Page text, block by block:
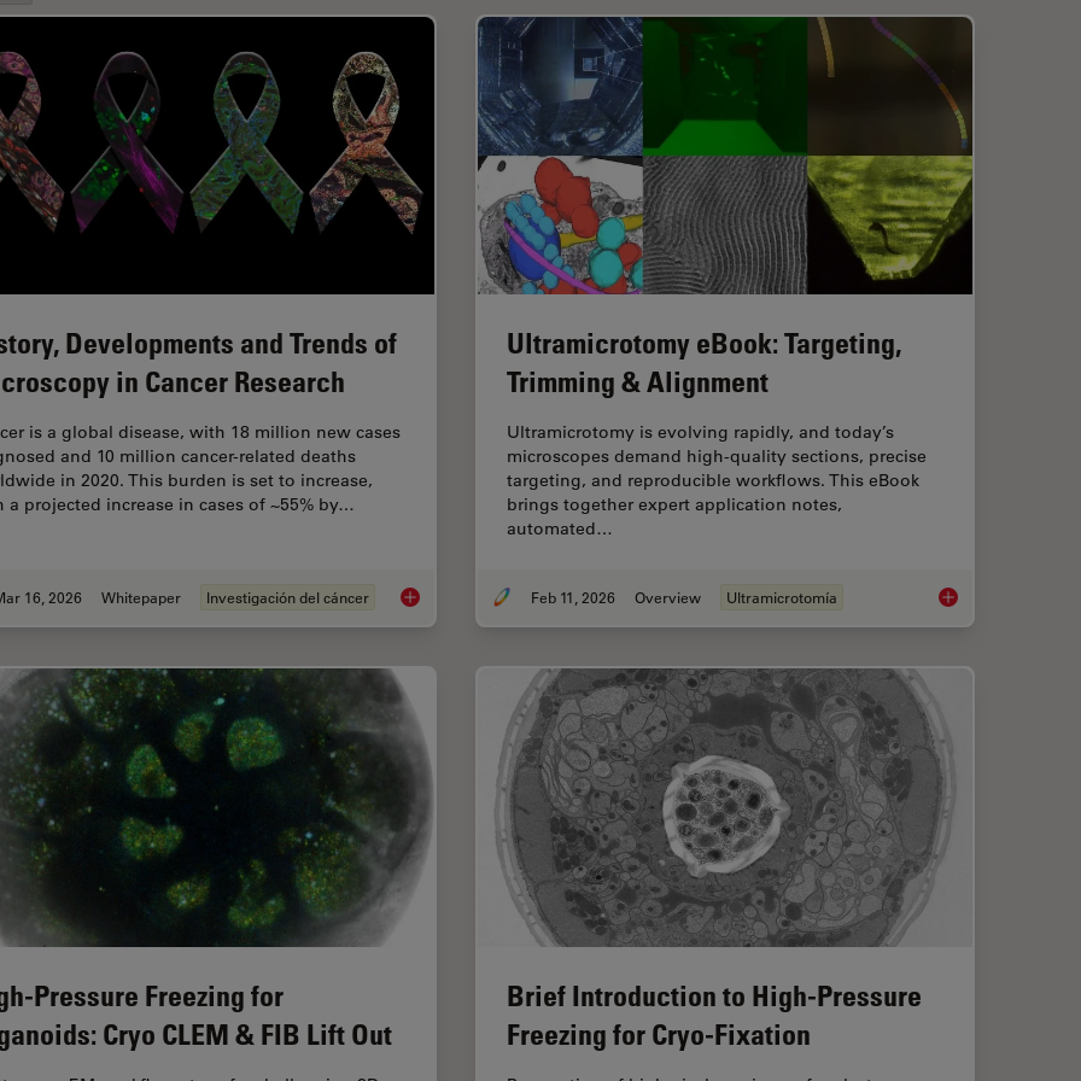
Developments and Trends of
in Cancer Research
is a global disease, with 18 million new cases
and 10 million cancer-related deaths
in 2020. This burden is set to increase,
a projected increase in cases of ~55% by…
16, 2026 Whitepaper Investigación del cáncer History, Developments and Trends of Microscopy in Cancer Research
Ultramicrotomy eBook: Targeting,
Trimming & Alignment
Ultramicrotomy is evolving rapidly, and today’s
microscopes demand high‑quality sections, precise
targeting, and reproducible workflows. This eBook
brings together expert application notes,
automated…
Feb 11, 2026 Overview Ultramicrotomía Ultramicrotomy
Pressure Freezing for
Cryo CLEM & FIB Lift Out
Brief Introduction to High-Pressure
Freezing for Cryo-Fixation